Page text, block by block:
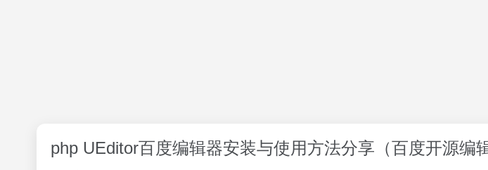
php UEditor百度编辑器安装与使用方法分享（百度开源编